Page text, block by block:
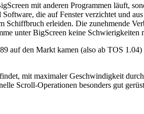
mit anderen Programmen läuft,
die auf Fenster verzichtet und
Schiffbruch erleiden. Die zunehmende
unter BigScreen keine Schwierigkeiten
auf den Markt kamen (also ab TOS 1.04)
mit maximaler Geschwindigkeit
Scroll-Operationen besonders gut